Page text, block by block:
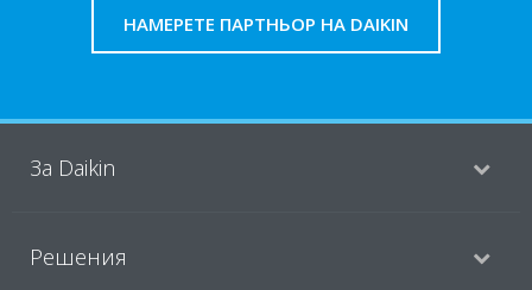
НАМЕРЕТЕ ПАРТНЬОР НА DAIKIN
За Daikin
Решения